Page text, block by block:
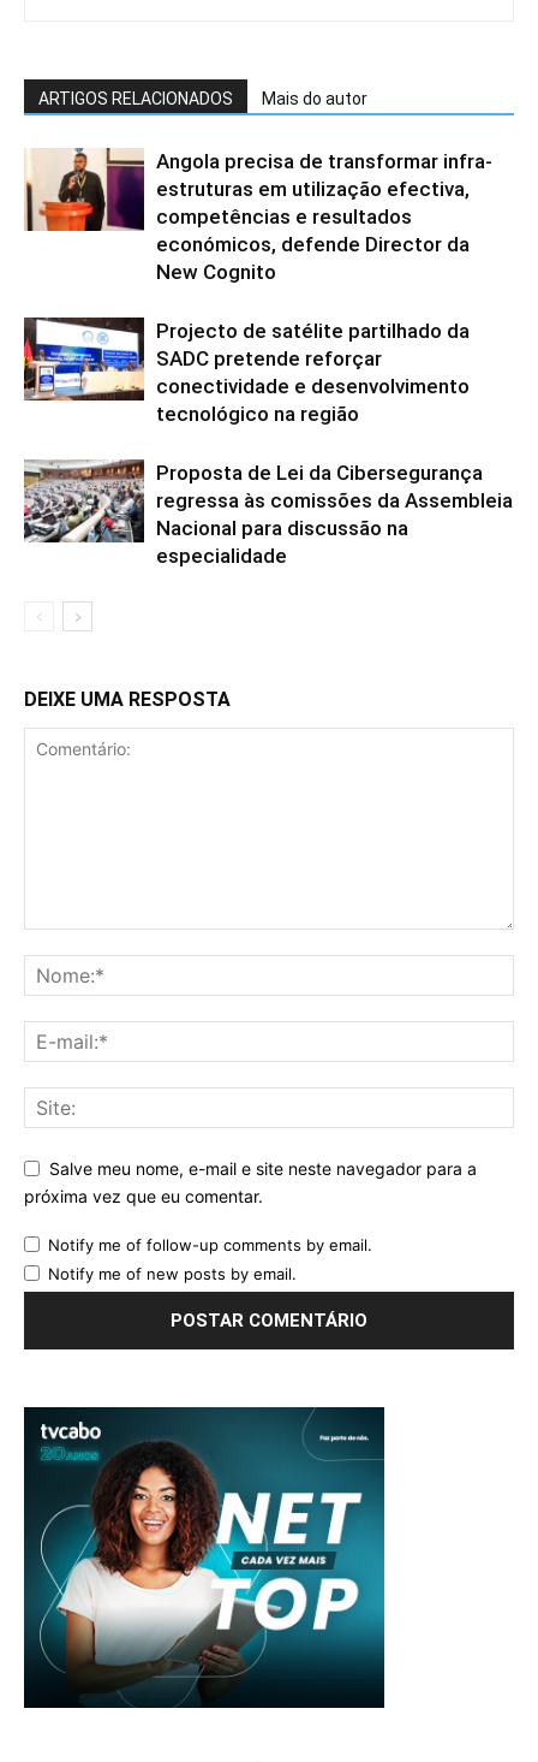
ARTIGOS RELACIONADOS Mais do autor
Angola precisa de transformar infra-
estruturas em utilização efectiva,
competências e resultados
económicos, defende Director da
New Cognito
Projecto de satélite partilhado da
SADC pretende reforçar
conectividade e desenvolvimento
tecnológico na região
Proposta de Lei da Cibersegurança
regressa às comissões da Assembleia
Nacional para discussão na
especialidade
DEIXE UMA RESPOSTA
Salve meu nome, e-mail e site neste navegador para a
próxima vez que eu comentar.
Notify me of follow-up comments by email.
Notify me of new posts by email.